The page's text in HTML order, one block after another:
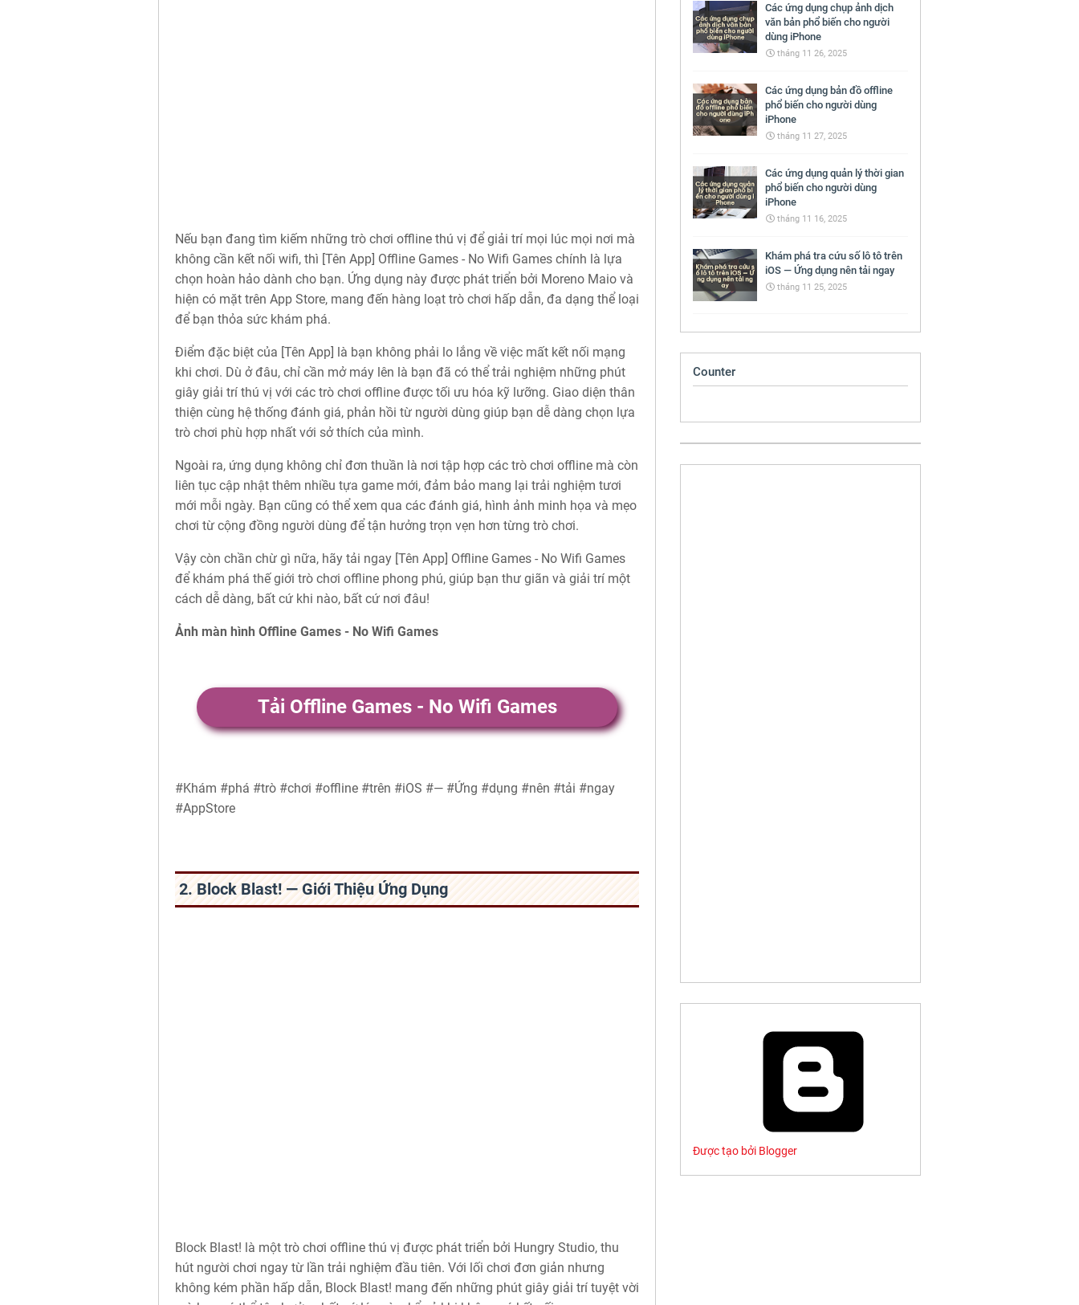
Nếu bạn đang tìm kiếm những trò chơi offline thú vị để giải trí mọi lúc mọi nơi mà
không cần kết nối wifi, thì [Tên App] Offline Games - No Wifi Games chính là lựa
chọn hoàn hảo dành cho bạn. Ứng dụng này được phát triển bởi Moreno Maio và
hiện có mặt trên App Store, mang đến hàng loạt trò chơi hấp dẫn, đa dạng thể loại
để bạn thỏa sức khám phá.
Điểm đặc biệt của [Tên App] là bạn không phải lo lắng về việc mất kết nối mạng
khi chơi. Dù ở đâu, chỉ cần mở máy lên là bạn đã có thể trải nghiệm những phút
giây giải trí thú vị với các trò chơi offline được tối ưu hóa kỹ lưỡng. Giao diện thân
thiện cùng hệ thống đánh giá, phản hồi từ người dùng giúp bạn dễ dàng chọn lựa
trò chơi phù hợp nhất với sở thích của mình.
Ngoài ra, ứng dụng không chỉ đơn thuần là nơi tập hợp các trò chơi offline mà còn
liên tục cập nhật thêm nhiều tựa game mới, đảm bảo mang lại trải nghiệm tươi
mới mỗi ngày. Bạn cũng có thể xem qua các đánh giá, hình ảnh minh họa và mẹo
chơi từ cộng đồng người dùng để tận hưởng trọn vẹn hơn từng trò chơi.
Vậy còn chần chừ gì nữa, hãy tải ngay [Tên App] Offline Games - No Wifi Games
để khám phá thế giới trò chơi offline phong phú, giúp bạn thư giãn và giải trí một
cách dễ dàng, bất cứ khi nào, bất cứ nơi đâu!
Ảnh màn hình Offline Games - No Wifi Games
Tải Offline Games - No Wifi Games
#Khám #phá #trò #chơi #offline #trên #iOS #— #Ứng #dụng #nên #tải #ngay
#AppStore
2. Block Blast! — Giới Thiệu Ứng Dụng
Block Blast! là một trò chơi offline thú vị được phát triển bởi Hungry Studio, thu
hút người chơi ngay từ lần trải nghiệm đầu tiên. Với lối chơi đơn giản nhưng
không kém phần hấp dẫn, Block Blast! mang đến những phút giây giải trí tuyệt vời
Các ứng dụng chụp ảnh dịch
văn bản phổ biến cho người
dùng iPhone
tháng 11 26, 2025
Các ứng dụng bản đồ offline
phổ biến cho người dùng
iPhone
tháng 11 27, 2025
Các ứng dụng quản lý thời gian
phổ biến cho người dùng
iPhone
tháng 11 16, 2025
Khám phá tra cứu số lô tô trên
iOS — Ứng dụng nên tải ngay
tháng 11 25, 2025
Counter
Được tạo bởi Blogger